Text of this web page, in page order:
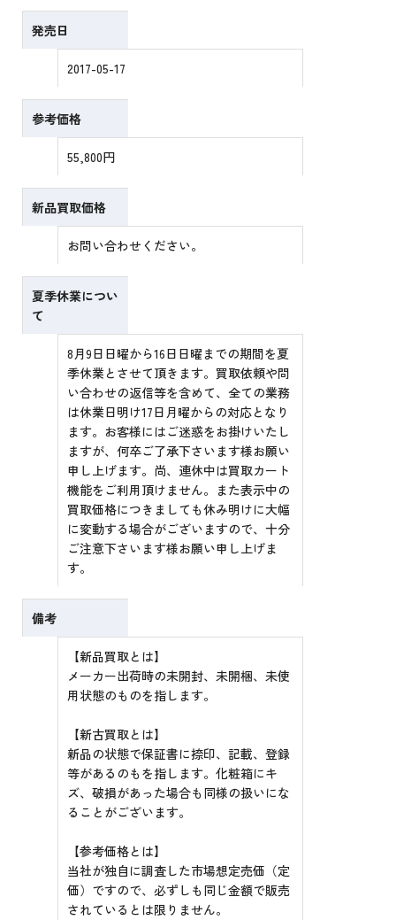
発売日
2017-05-17
参考価格
55,800円
新品買取価格
お問い合わせください。
夏季休業につい
て
8月9日日曜から16日日曜までの期間を夏
季休業とさせて頂きます。買取依頼や問
い合わせの返信等を含めて、全ての業務
は休業日明け17日月曜からの対応となり
ます。お客様にはご迷惑をお掛けいたし
ますが、何卒ご了承下さいます様お願い
申し上げます。尚、連休中は買取カート
機能をご利用頂けません。また表示中の
買取価格につきましても休み明けに大幅
に変動する場合がございますので、十分
ご注意下さいます様お願い申し上げま
す。
備考
【新品買取とは】
メーカー出荷時の未開封、未開梱、未使
用状態のものを指します。
【新古買取とは】
新品の状態で保証書に捺印、記載、登録
等があるのもを指します。化粧箱にキ
ズ、破損があった場合も同様の扱いにな
ることがございます。
【参考価格とは】
当社が独自に調査した市場想定売価（定
価）ですので、必ずしも同じ金額で販売
されているとは限りません。